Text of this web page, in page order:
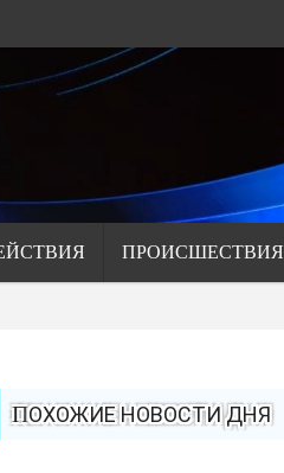
ПРОИСШЕСТВИЯ
ПОХОЖИЕ НОВОСТИ ДНЯ